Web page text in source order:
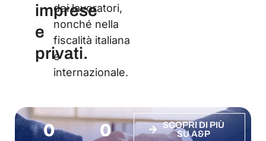
imprese
e
privati.
dei lavoratori,
nonché nella
fiscalità italiana
e
internazionale.
0 0
SCOPRI DI PIÙ
SU A&P